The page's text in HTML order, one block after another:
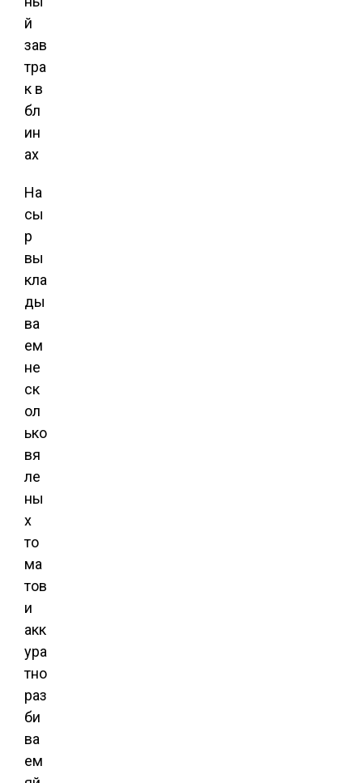
На
сы
р
вы
кла
ды
ва
ем
не
ск
ол
ько
вя
ле
ны
х
то
ма
тов
и
акк
ура
тно
раз
би
ва
ем